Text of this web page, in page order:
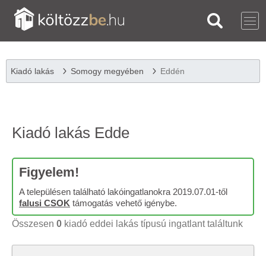
Kiadó lakás Somogy megyében Eddén
Kiadó lakás Edde
Figyelem!
A településen található lakóingatlanokra 2019.07.01-től
falusi CSOK támogatás vehető igénybe.
Összesen 0 kiadó eddei lakás típusú ingatlant találtunk